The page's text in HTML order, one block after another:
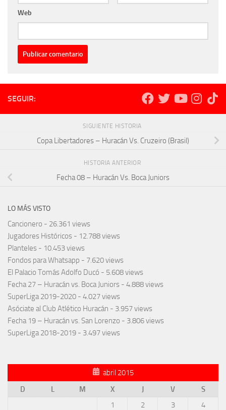
Web
SEGUIR:
SIGUIENTE HISTORIA
Copa Libertadores – Huracán Vs. Cruzeiro (Brasil)
HISTORIA ANTERIOR
Fecha 08 – Huracán Vs. Boca Juniors
LO MÁS VISTO
Cancionero - 26.361 views
Jugadores Históricos - 12.788 views
Planteles - 10.453 views
Fondos para Whatsapp - 7.620 views
El Palacio Tomás Adolfo Ducó - 5.608 views
Fecha 27 – Huracán vs. Boca Juniors - 4.888 views
SuperLiga 2019-2020 - 4.027 views
Asóciate al Club Atlético Huracán - 3.957 views
Fecha 19 – Huracán vs. San Lorenzo - 3.806 views
SuperLiga 2018-2019 - 3.497 views
abril 2015
D
L M X J V
S
1
2 3
4